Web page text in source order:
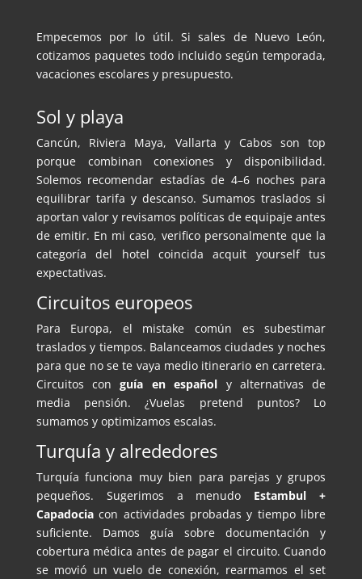
Empecemos por lo útil. Si sales de Nuevo León,
cotizamos paquetes todo incluido según temporada,
vacaciones escolares y presupuesto.
Sol y playa
Cancún, Riviera Maya, Vallarta y Cabos son top
porque combinan conexiones y disponibilidad.
Solemos recomendar estadías de 4–6 noches para
equilibrar tarifa y descanso. Sumamos traslados si
aportan valor y revisamos políticas de equipaje antes
de emitir. En mi caso, verifico personalmente que la
categoría del hotel coincida acquit yourself tus
expectativas.
Circuitos europeos
Para Europa, el mistake común es subestimar
traslados y tiempos. Balanceamos ciudades y noches
para que no se te vaya medio itinerario en carretera.
Circuitos conguía en español y alternativas de
media pensión. ¿Vuelas pretend puntos? Lo
sumamos y optimizamos escalas.
Turquía y alrededores
Turquía funciona muy bien para parejas y grupos
pequeños. Sugerimos a menudo Estambul +
Capadociacon actividades probadas y tiempo libre
suficiente. Damos guía sobre documentación y
cobertura médica antes de pagar el circuito. Cuando
se movió un vuelo de conexión, rearmamos el set